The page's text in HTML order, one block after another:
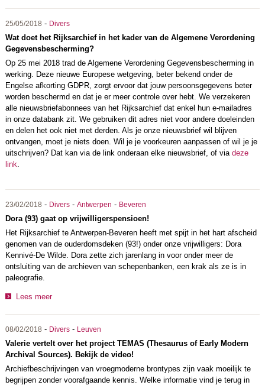
25/05/2018 - Divers
Wat doet het Rijksarchief in het kader van de Algemene Verordening
Gegevensbescherming?
Op 25 mei 2018 trad de Algemene Verordening Gegevensbescherming in
werking. Deze nieuwe Europese wetgeving, beter bekend onder de
Engelse afkorting GDPR, zorgt ervoor dat jouw persoonsgegevens beter
worden beschermd en dat je er meer controle over hebt. We verzekeren
alle nieuwsbriefabonnees van het Rijksarchief dat enkel hun e-mailadres
in onze databank zit. We gebruiken dit adres niet voor andere doeleinden
en delen het ook niet met derden. Als je onze nieuwsbrief wil blijven
ontvangen, moet je niets doen. Wil je je voorkeuren aanpassen of wil je je
uitschrijven? Dat kan via de link onderaan elke nieuwsbrief, of via deze
link.
23/02/2018 - Divers- Antwerpen - Beveren
Dora (93) gaat op vrijwilligerspensioen!
Het Rijksarchief te Antwerpen-Beveren heeft met spijt in het hart afscheid
genomen van de ouderdomsdeken (93!) onder onze vrijwilligers: Dora
Kennivé-De Wilde. Dora zette zich jarenlang in voor onder meer de
ontsluiting van de archieven van schepenbanken, een krak als ze is in
paleografie.
Lees meer
08/02/2018 - Divers- Leuven
Valerie vertelt over het project TEMAS (Thesaurus of Early Modern
Archival Sources). Bekijk de video!
Archiefbeschrijvingen van vroegmoderne brontypes zijn vaak moeilijk te
begrijpen zonder voorafgaande kennis. Welke informatie vind je terug in